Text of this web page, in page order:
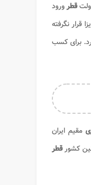
قطرورود
قرار نگرفته
برای کسب
مقیم ایران
کشورقطر